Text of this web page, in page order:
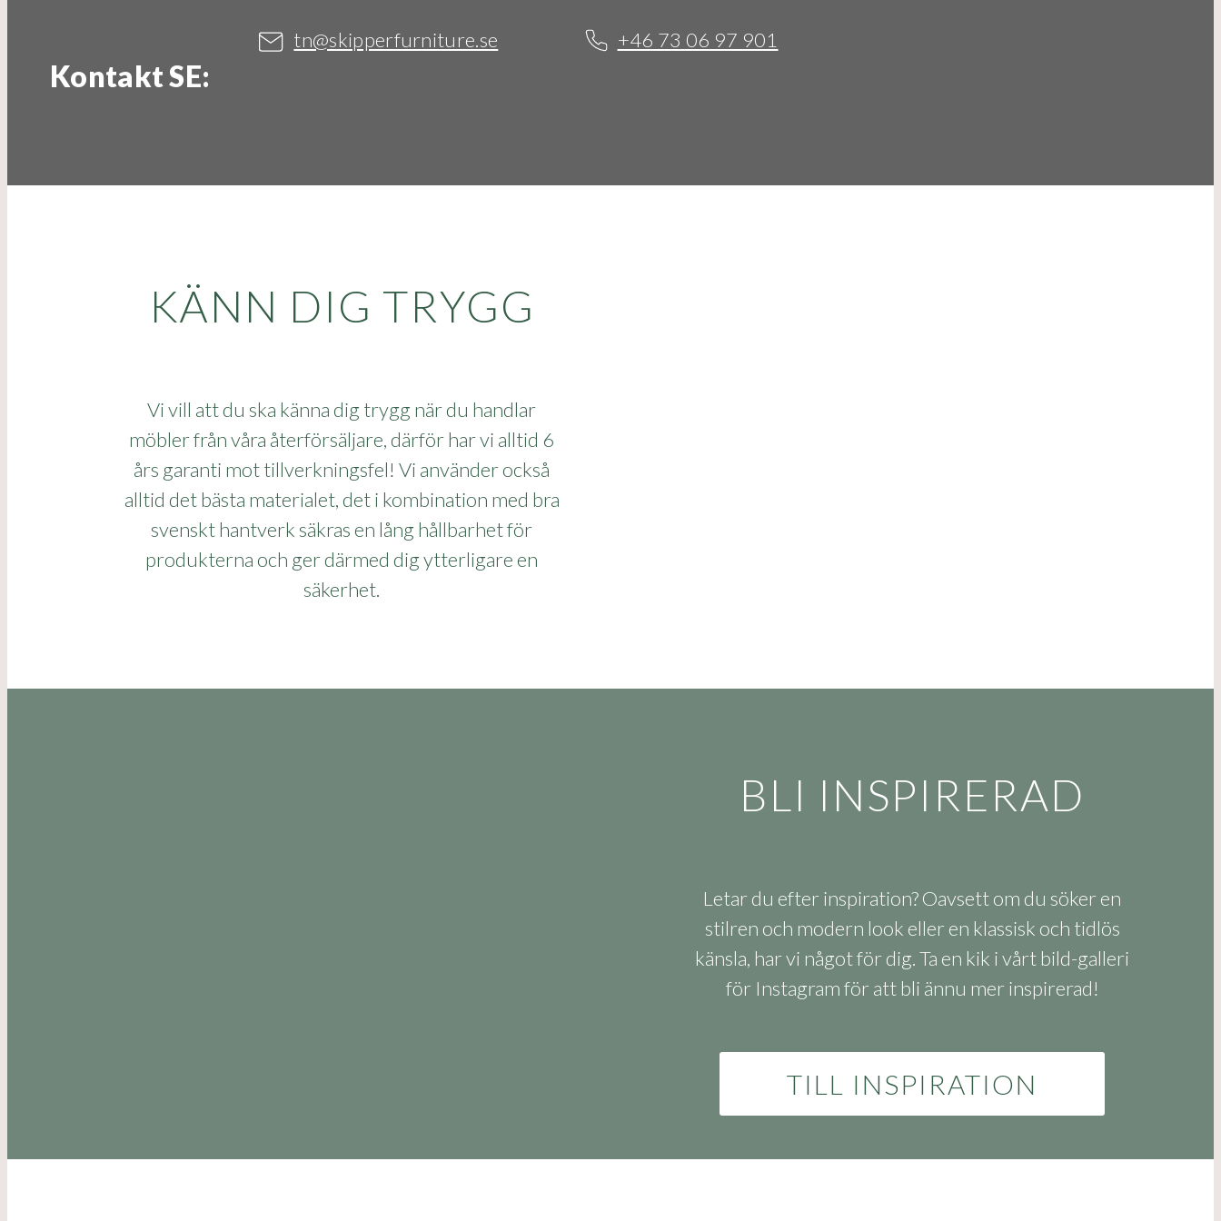
Kontakt SE:
tn@skipperfurniture.se +46 73 06 97 901
KÄNN DIG TRYGG
Vi vill att du ska känna dig trygg när du handlar
möbler från våra återförsäljare, därför har vi alltid 6
års garanti mot tillverkningsfel! Vi använder också
alltid det bästa materialet, det i kombination med bra
svenskt hantverk säkras en lång hållbarhet för
produkterna och ger därmed dig ytterligare en
säkerhet.
BLI INSPIRERAD
Letar du efter inspiration? Oavsett om du söker en
stilren och modern look eller en klassisk och tidlös
känsla, har vi något för dig. Ta en kik i vårt bild-galleri
för Instagram för att bli ännu mer inspirerad!
TILL INSPIRATION